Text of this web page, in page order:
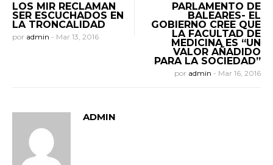
LOS MIR RECLAMAN
SER ESCUCHADOS EN
LA TRONCALIDAD
por admin - Mar 13, 2016
PARLAMENTO DE
BALEARES- EL
GOBIERNO CREE QUE
LA FACULTAD DE
MEDICINA ES “UN
VALOR AÑADIDO
PARA LA SOCIEDAD”
por admin - Mar 16, 2016
ADMIN